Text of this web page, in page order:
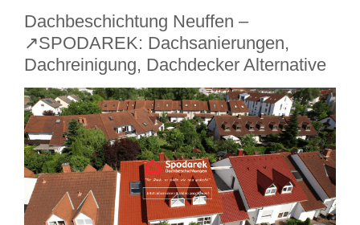
Dachbeschichtung Neuffen –
↗️SPODAREK: Dachsanierungen,
Dachreinigung, Dachdecker Alternative